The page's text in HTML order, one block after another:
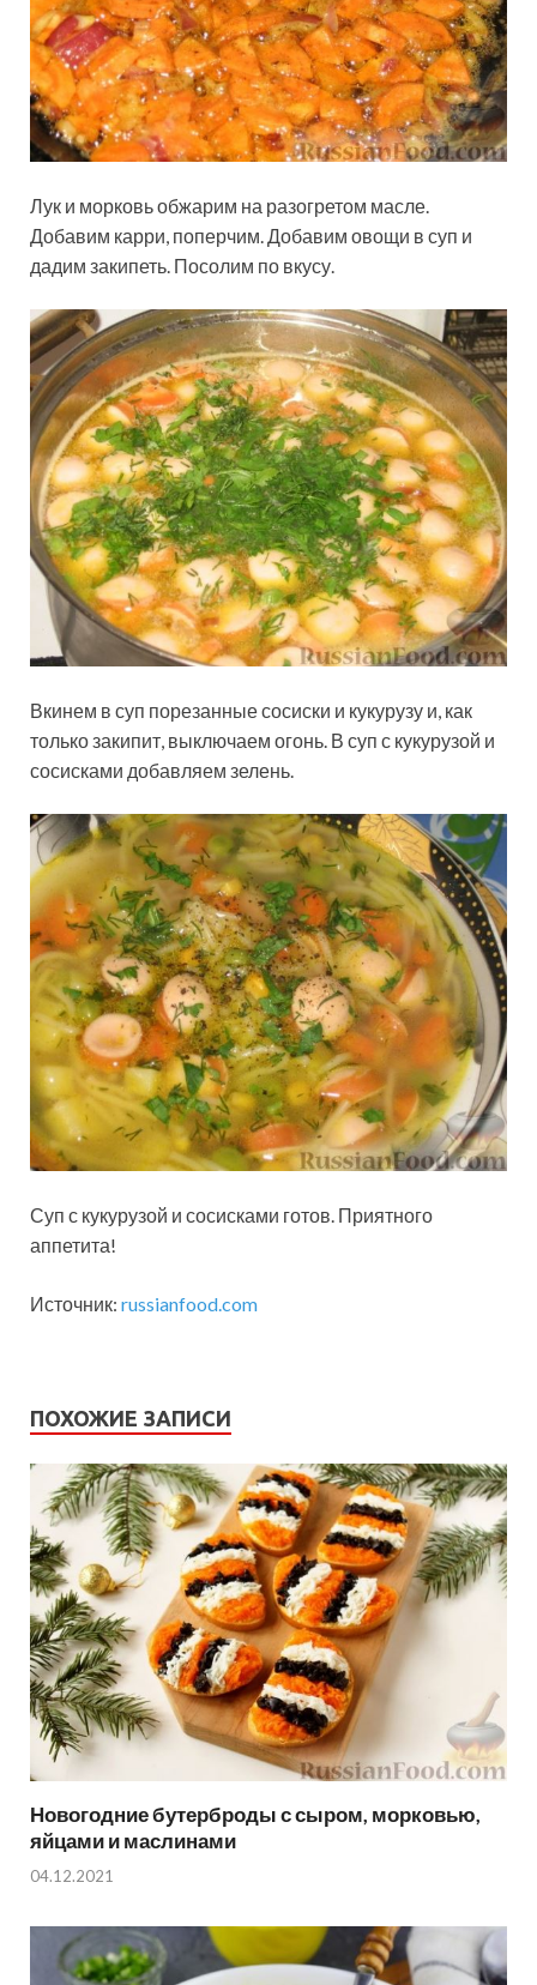
Лук и морковь обжарим на разогретом масле.
Добавим карри, поперчим. Добавим овощи в суп и
дадим закипеть. Посолим по вкусу.
Вкинем в суп порезанные сосиски и кукурузу и, как
только закипит, выключаем огонь. В суп с кукурузой и
сосисками добавляем зелень.
Суп с кукурузой и сосисками готов. Приятного
аппетита!
Источник: russianfood.com
ПОХОЖИЕ ЗАПИСИ
Новогодние бутерброды с сыром, морковью,
яйцами и маслинами
04.12.2021